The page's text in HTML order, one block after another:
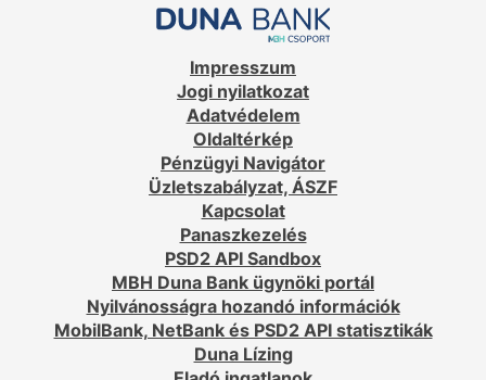
Impresszum
Jogi nyilatkozat
Adatvédelem
Oldaltérkép
Pénzügyi Navigátor
Üzletszabályzat, ÁSZF
Kapcsolat
Panaszkezelés
PSD2 API Sandbox
MBH Duna Bank ügynöki portál
Nyilvánosságra hozandó információk
MobilBank, NetBank és PSD2 API statisztikák
Duna Lízing